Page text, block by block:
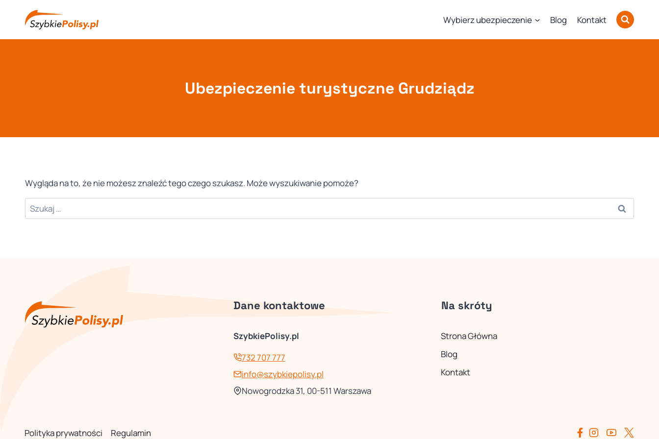
Wybierz ubezpieczenie Blog Kontakt
Ubezpieczenie turystyczne Grudziądz
Wygląda na to, że nie możesz znaleźć tego czego szukasz. Może wyszukiwanie pomoże?
Szukaj:
Dane kontaktowe
SzybkiePolisy.pl
732 707 777
info@szybkiepolisy.pl
Nowogrodzka 31, 00-511 Warszawa
Na skróty
Strona Główna
Blog
Kontakt
Polityka prywatności Regulamin